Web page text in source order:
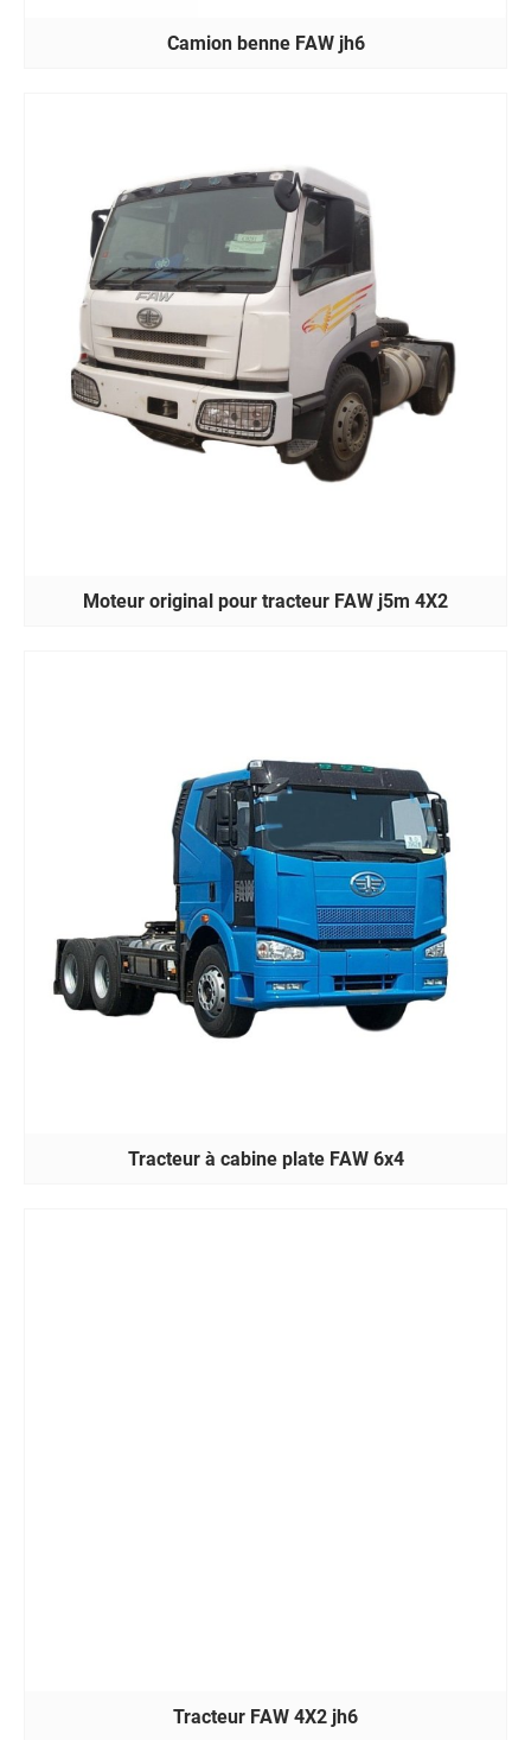
Camion benne FAW jh6
Moteur original pour tracteur FAW j5m 4X2
Tracteur à cabine plate FAW 6x4
Tracteur FAW 4X2 jh6